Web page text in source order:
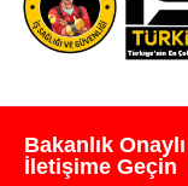
Bakanlık
İletişime Geçin